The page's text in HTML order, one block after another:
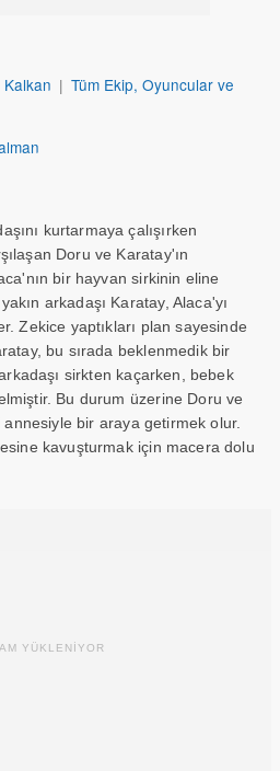
Kalkan | Tüm Ekip, Oyuncular ve
kurtarmaya çalışırken
Doru ve Karatay'ın
bir hayvan sirkinin eline
arkadaşı Karatay, Alaca'yı
Zekice yaptıkları plan sayesinde
bu sırada beklenmedik bir
sirkten kaçarken, bebek
Bu durum üzerine Doru ve
bir araya getirmek olur.
kavuşturmak için macera dolu
YÜKLENİYOR